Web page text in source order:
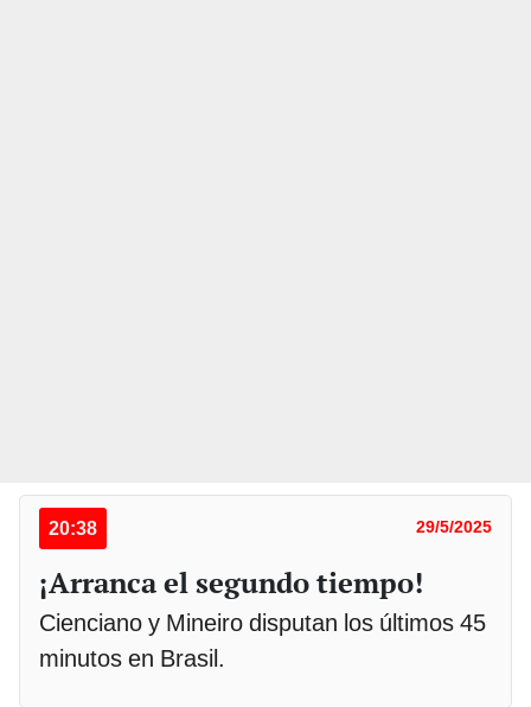
20:38 29/5/2025
¡Arranca el segundo tiempo!
Cienciano y Mineiro disputan los últimos 45
minutos en Brasil.